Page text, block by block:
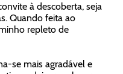
à descoberta, seja
Quando feita ao
repleto de
se mais agradável e